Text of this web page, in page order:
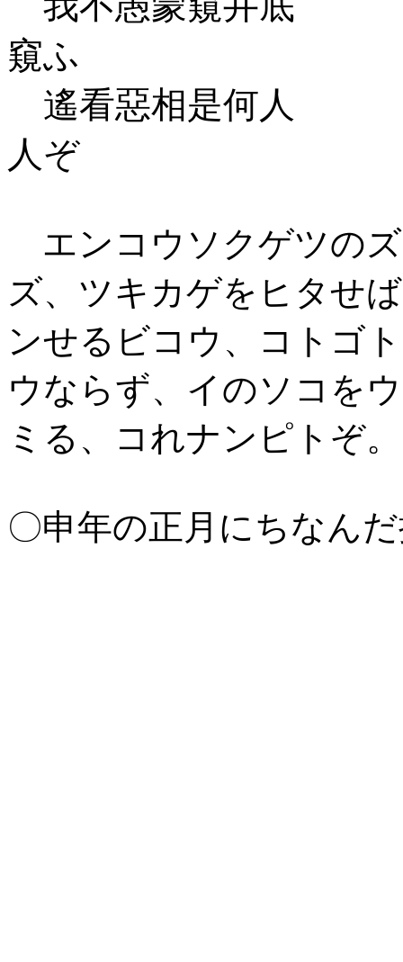
窺ふ
遙看惡相是何人
人ぞ
エンコウソクゲツの
ズ、ツキカゲをヒタせ
ンせるビコウ、コトゴ
ウならず、イのソコを
ミる、コれナンピトぞ。
〇申年の正月にちなん